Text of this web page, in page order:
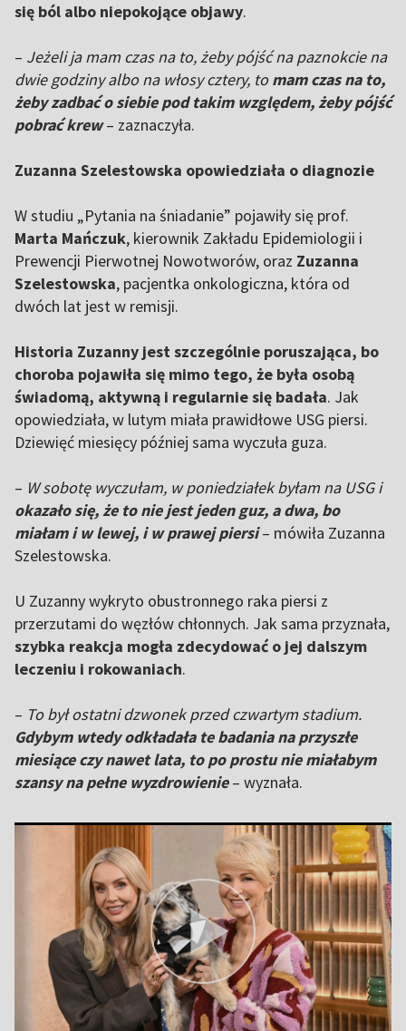
się ból albo niepokojące objawy.
– Jeżeli ja mam czas na to, żeby pójść na paznokcie na
dwie godziny albo na włosy cztery, tomam czas na to,
żeby zadbać o siebie pod takim względem, żeby pójść
pobrać krew– zaznaczyła.
Zuzanna Szelestowska opowiedziała o diagnozie
W studiu „Pytania na śniadanie” pojawiły się prof.
Marta Mańczuk, kierownik Zakładu Epidemiologii i
Prewencji Pierwotnej Nowotworów, oraz Zuzanna
Szelestowska, pacjentka onkologiczna, która od
dwóch lat jest w remisji.
Historia Zuzanny jest szczególnie poruszająca, bo
choroba pojawiła się mimo tego, że była osobą
świadomą, aktywną i regularnie się badała. Jak
opowiedziała, w lutym miała prawidłowe USG piersi.
Dziewięć miesięcy później sama wyczuła guza.
– W sobotę wyczułam, w poniedziałek byłam na USG i
okazało się, że to nie jest jeden guz, a dwa, bo
miałam i w lewej, i w prawej piersi– mówiła Zuzanna
Szelestowska.
U Zuzanny wykryto obustronnego raka piersi z
przerzutami do węzłów chłonnych. Jak sama przyznała,
szybka reakcja mogła zdecydować o jej dalszym
leczeniu i rokowaniach.
– To był ostatni dzwonek przed czwartym stadium.
Gdybym wtedy odkładała te badania na przyszłe
miesiące czy nawet lata, to po prostu nie miałabym
szansy na pełne wyzdrowienie– wyznała.